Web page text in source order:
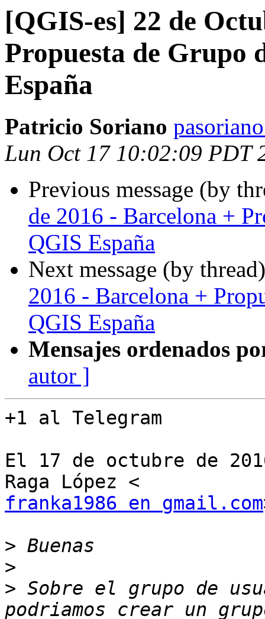
[QGIS-es] 22 de
Propuesta de Grupo
España
Patricio Soriano
Lun Oct 17 10:02:09 PDT
Previous message (by
de 2016 - Barcelona +
QGIS España
Next message (by
2016 - Barcelona +
QGIS España
Mensajes ordenados
autor ]
+1 al Telegram
El 17 de octubre de
franka1986 en gmail.com
>
>
> Sobre el grupo de